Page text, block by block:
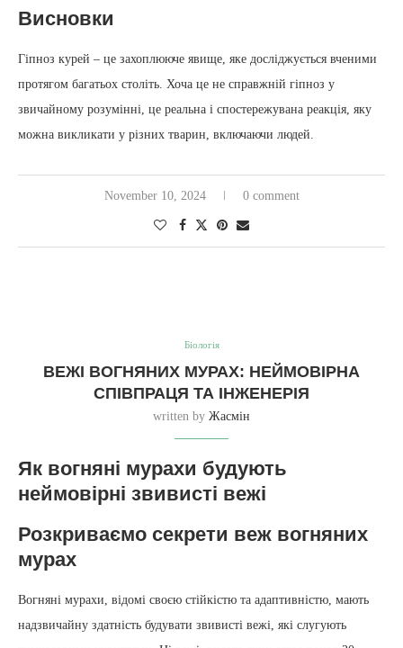
Висновки
Гіпноз курей – це захоплююче явище, яке досліджується вченими
протягом багатьох століть. Хоча це не справжній гіпноз у
звичайному розумінні, це реальна і спостережувана реакція, яку
можна викликати у різних тварин, включаючи людей.
November 10, 2024 0 comment
Біологія
ВЕЖІ ВОГНЯНИХ МУРАХ: НЕЙМОВІРНА
СПІВПРАЦЯ ТА ІНЖЕНЕРІЯ
written by Жасмін
Як вогняні мурахи будують
неймовірні звивисті вежі
Розкриваємо секрети веж вогняних
мурах
Вогняні мурахи, відомі своєю стійкістю та адаптивністю, мають
надзвичайну здатність будувати звивисті вежі, які слугують